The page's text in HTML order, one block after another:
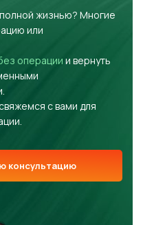
жизнью? Многие
или
операции и вернуть
с вами для
консультацию